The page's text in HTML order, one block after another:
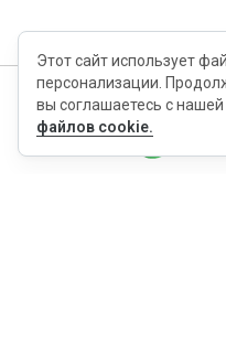
Этот сайт использует
персонализации.
вы соглашаетесь с нашей
файлов cookie.